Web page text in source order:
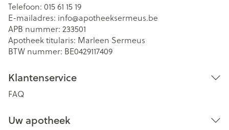
Telefoon: 015 61 15 19
E-mailadres: info@apotheeksermeus.be
APB nummer: 233501
Apotheek titularis: Marleen Sermeus
BTW nummer: BE0429117409
Klantenservice
FAQ
Uw apotheek